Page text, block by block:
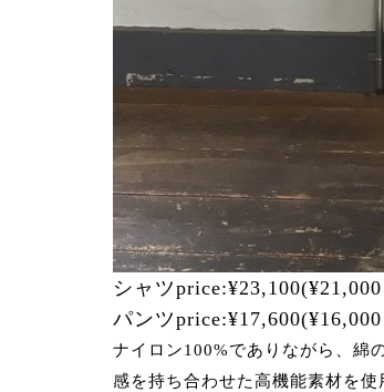
シャツ
パンツ
ナイロン100%でありながら、綿
感を持ち合わせた高機能素材を使